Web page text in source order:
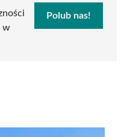
w
Polub nas!